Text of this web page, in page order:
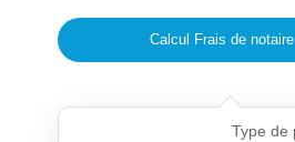
Calcul Frais de notaire